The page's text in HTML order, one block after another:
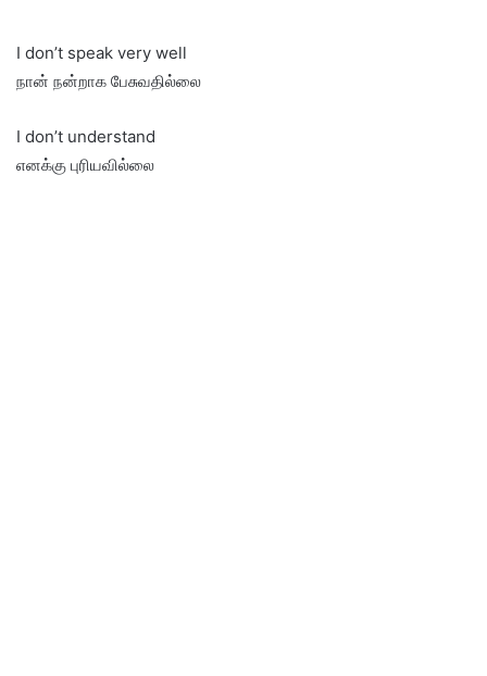
I don’t speak very well
நான் நன்றாக பேசுவதில்லை
I don’t understand
எனக்கு புரியவில்லை